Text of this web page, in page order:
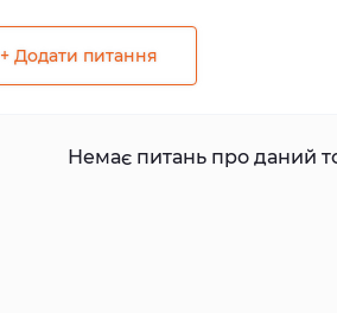
+ Додати питання
Немає питань про даний